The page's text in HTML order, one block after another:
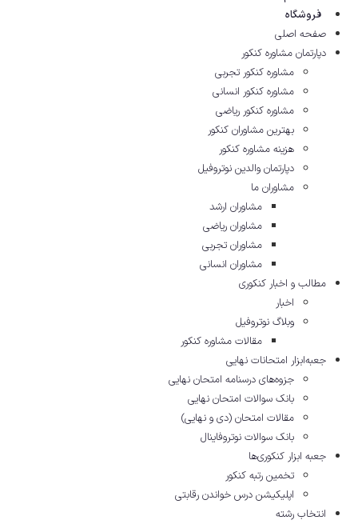
فروشگاه
صفحه اصلی
دپارتمان مشاوره کنکور
مشاوره کنکور تجربی
مشاوره کنکور انسانی
مشاوره کنکور ریاضی
بهترین مشاوران کنکور
هزینه مشاوره کنکور
دپارتمان والدین نوتروفیل
مشاوران ما
مشاوران ارشد
مشاوران ریاضی
مشاوران تجربی
مشاوران انسانی
مطالب و اخبار کنکوری
اخبار
وبلاگ نوتروفیل
مقالات مشاوره‌ کنکور
جعبه‌ابزار امتحانات نهایی
جزوه‌های درسنامه امتحان نهایی
بانک سوالات امتحان نهایی
مقالات امتحان (دی و نهایی)
بانک سوالات نوتروفاینال
جعبه ابزار کنکوری‌ها
تخمین رتبه کنکور
اپلیکیشن درس خواندن رقابتی
انتخاب رشته